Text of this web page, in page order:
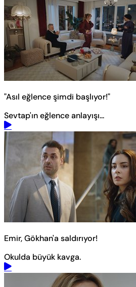
"Asıl eğlence şimdi başlıyor!"
Sevtap'ın eğlence anlayışı...
Emir, Gökhan'a saldırıyor!
Okulda büyük kavga.